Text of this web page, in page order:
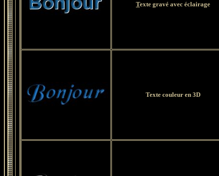
Texte gravé avec éclairage
Texte couleur en 3D